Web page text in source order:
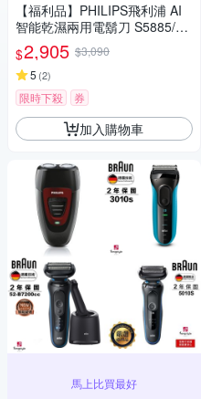
【福利品】PHILIPS飛利浦 AI
智能乾濕兩用電鬍刀 S5885/10
(一年保固)
$2,905 $3,090
5 (2)
限時下殺 券
加入購物車
馬上比買最好